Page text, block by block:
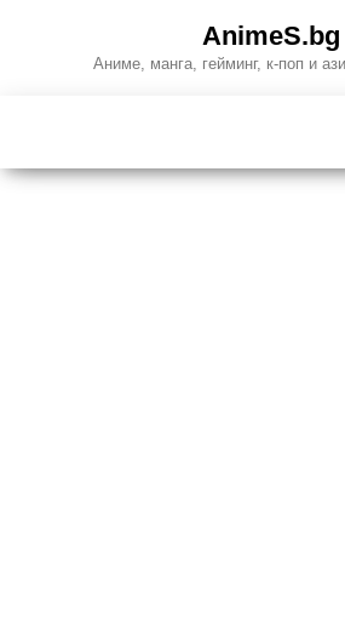
AnimeS.bg
Аниме, манга, гейминг, к-поп и